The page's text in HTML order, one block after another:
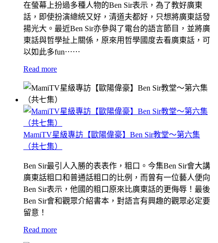
在螢幕上扮過多種人物的Ben Sir表示，為了教好廣東
話，即使扮演總統又好，清道夫都好，只想將廣東話發
揚光大。最近Ben Sir亦參與了電台的語言節目，並將廣
東話與哲學扯上關係，原來用哲學國度去看廣東話，可
以如此多fun⋯⋯
Read more
MamiTV星級專訪【歐陽偉豪】Ben Sir教堂～第六集
（共七集）
Ben Sir最引人入勝的表表作，粗口。今集Ben Sir會大講
廣東話粗口和普通話粗口的比例，而曾有一位藝人便向
Ben Sir表示，他國的粗口原來比廣東話的更侮辱！最後
Ben Sir會和觀眾介紹書本，對語言有興趣的觀眾必定要
留意！
Read more